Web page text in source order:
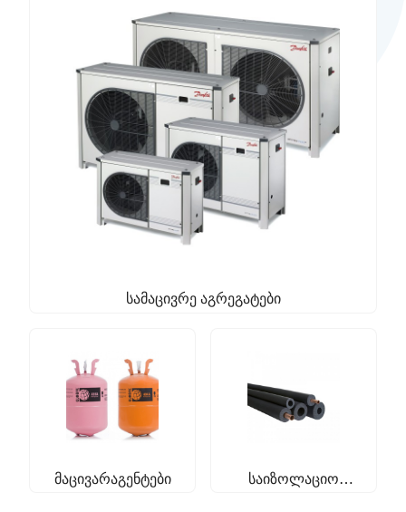
სამაცივრე აგრეგატები
მაცივარაგენტები
საიზოლაციო